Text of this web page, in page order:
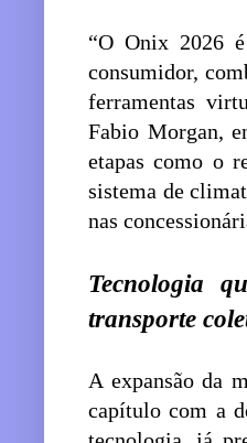
“O Onix 2026
consumidor,
ferramentas
Fabio Morgan,
etapas como o
sistema de
nas
Tecnologia
transporte
A expansão da
capítulo com a